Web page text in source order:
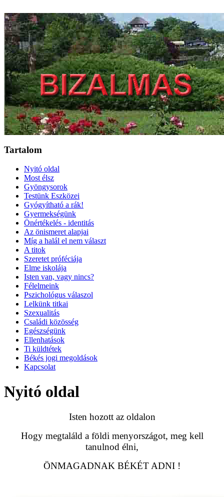
Tartalom
Nyitó oldal
Most élsz
Gyöngysorok
Testünk Eszközei
Gyógyítható a rák!
Gyermekségünk
Önértékelés - identitás
Az önismeret alapjai
Míg a halál el nem választ
A titok
Szeretet próféciája
Elme iskolája
Isten van, vagy nincs?
Félelmeink
Pszichológus válaszol
Lelkünk titkai
Szexualitás
Családi közösség
Egészségünk
Ellenhatások
Ti küldtétek
Békés jogi megoldások
Kapcsolat
Nyitó oldal
Isten hozott az oldalon
Hogy megtaláld a földi menyországot, meg kell
tanulnod élni,
ÖNMAGADNAK BÉKÉT ADNI !